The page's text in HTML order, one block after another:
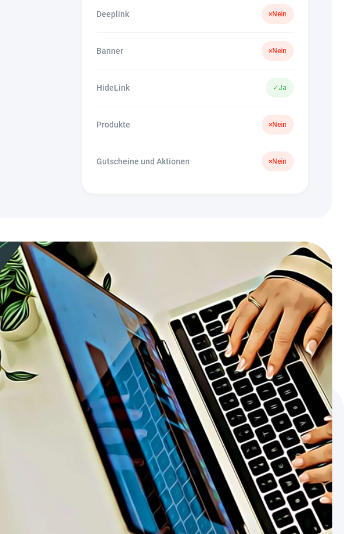
Deeplink ×Nein
Banner ×Nein
HideLink ✓Ja
Produkte ×Nein
Gutscheine und Aktionen ×Nein